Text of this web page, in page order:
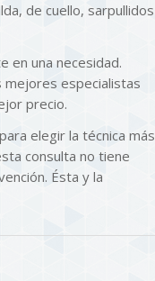
de cuello, sarpullidos
en una necesidad.
mejores especialistas
precio.
elegir la técnica más
consulta no tiene
Ésta y la